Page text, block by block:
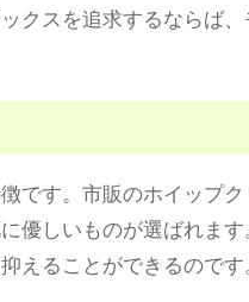
クスを追求するならば、
です。市販のホイップク
優しいものが選ばれます
ることができるのです。